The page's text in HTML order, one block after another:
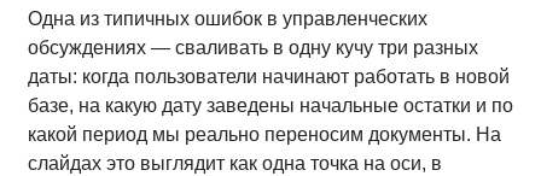
Одна из типичных ошибок в управленческих
обсуждениях — сваливать в одну кучу три разных
даты: когда пользователи начинают работать в новой
базе, на какую дату заведены начальные остатки и по
какой период мы реально переносим документы. На
слайдах это выглядит как одна точка на оси, в